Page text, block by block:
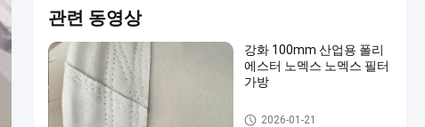
관련 동영상
강화 100mm 산업용 폴리
에스터 노멕스 노멕스 필터
가방
고온 필터 봉지
2026-01-21